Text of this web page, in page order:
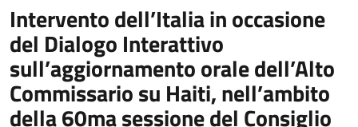
Intervento dell’Italia in occasione
del Dialogo Interattivo
sull’aggiornamento orale dell’Alto
Commissario su Haiti, nell’ambito
della 60ma sessione del Consiglio